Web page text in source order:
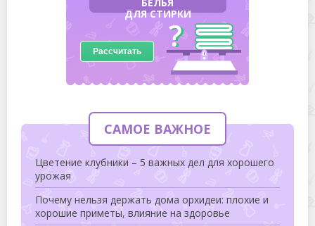
ДЛЯ СТИРКИ
Рассчитать
САМОЕ ВАЖНОЕ
Цветение клубники – 5 важных дел для хорошего
урожая
Почему нельзя держать дома орхидеи: плохие и
хорошие приметы, влияние на здоровье